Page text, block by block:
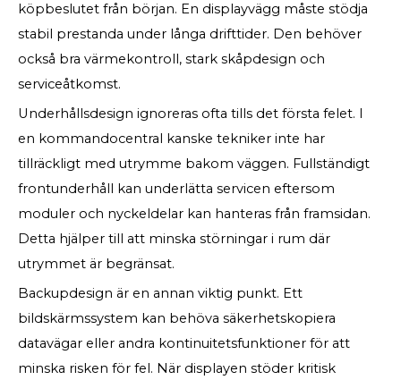
köpbeslutet från början. En displayvägg måste stödja
stabil prestanda under långa drifttider. Den behöver
också bra värmekontroll, stark skåpdesign och
serviceåtkomst.
Underhållsdesign ignoreras ofta tills det första felet. I
en kommandocentral kanske tekniker inte har
tillräckligt med utrymme bakom väggen. Fullständigt
frontunderhåll kan underlätta servicen eftersom
moduler och nyckeldelar kan hanteras från framsidan.
Detta hjälper till att minska störningar i rum där
utrymmet är begränsat.
Backupdesign är en annan viktig punkt. Ett
bildskärmssystem kan behöva säkerhetskopiera
datavägar eller andra kontinuitetsfunktioner för att
minska risken för fel. När displayen stöder kritisk